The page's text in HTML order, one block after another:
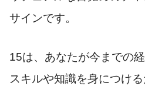
サインです。
15は、あなたが今までの
スキルや知識を身につけ